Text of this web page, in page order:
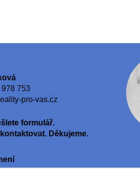
753
pro-vas.cz
formulář.
Děkujeme.